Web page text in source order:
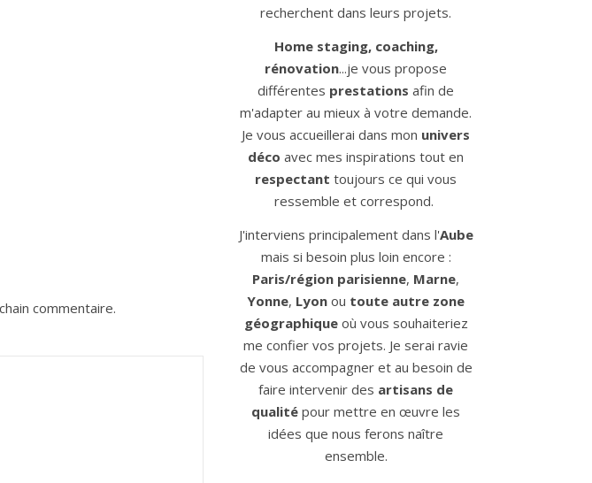
commentaire.
recherchent dans leurs projets.
Home staging, coaching,
rénovation...je vous propose
différentes prestations afin de
m'adapter au mieux à votre demande.
Je vous accueillerai dans mon univers
déco avec mes inspirations tout en
respectant toujours ce qui vous
ressemble et correspond.
J'interviens principalement dans l'Aube
mais si besoin plus loin encore :
Paris/région parisienne, Marne,
Yonne, Lyon ou toute autre zone
géographiqueoù vous souhaiteriez
me confier vos projets. Je serai ravie
de vous accompagner et au besoin de
faire intervenir des artisans de
qualité pour mettre en œuvre les
idées que nous ferons naître
ensemble.